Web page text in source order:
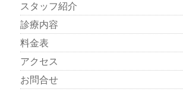
スタッフ紹介
診療内容
料金表
アクセス
お問合せ